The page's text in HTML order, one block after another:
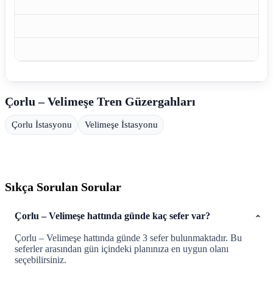
Çorlu – Velimeşe Tren Güzergahları
Çorlu İstasyonu Velimeşe İstasyonu
Sıkça Sorulan Sorular
Çorlu – Velimeşe hattında günde kaç sefer var?
Çorlu – Velimeşe hattında günde 3 sefer bulunmaktadır. Bu
seferler arasından gün içindeki planınıza en uygun olanı
seçebilirsiniz.